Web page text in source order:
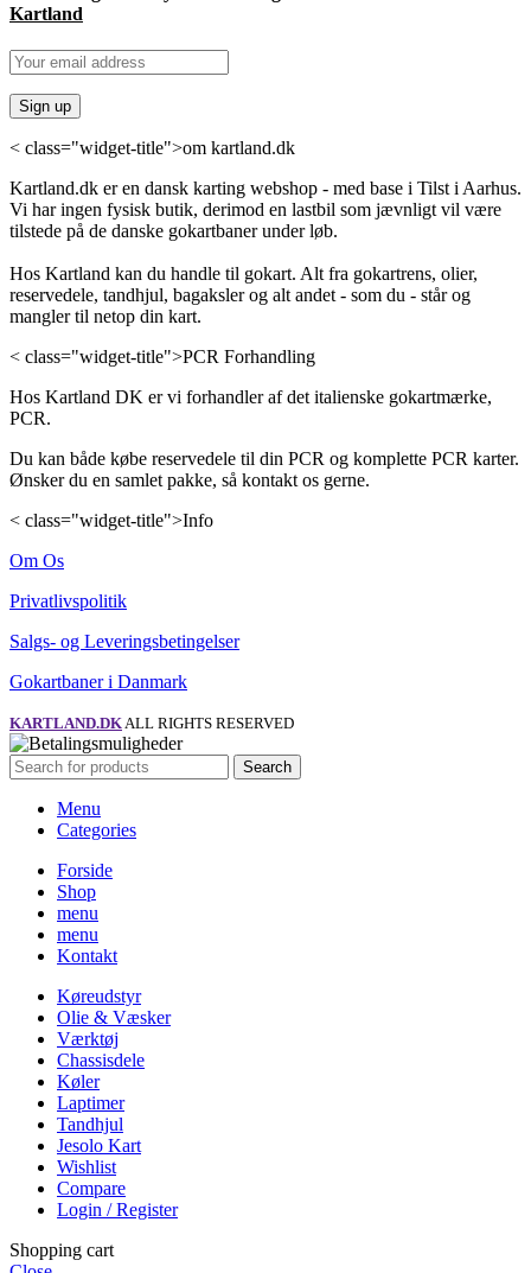
Kartland
< class="widget-title">om kartland.dk
Kartland.dk er en dansk karting webshop - med base i Tilst i Aarhus.
Vi har ingen fysisk butik, derimod en lastbil som jævnligt vil være
tilstede på de danske gokartbaner under løb.
Hos Kartland kan du handle til gokart. Alt fra gokartrens, olier,
reservedele, tandhjul, bagaksler og alt andet - som du - står og
mangler til netop din kart.
< class="widget-title">PCR Forhandling
Hos Kartland DK er vi forhandler af det italienske gokartmærke,
PCR.
Du kan både købe reservedele til din PCR og komplette PCR karter.
Ønsker du en samlet pakke, så kontakt os gerne.
< class="widget-title">Info
Om Os
Privatlivspolitik
Salgs- og Leveringsbetingelser
Gokartbaner i Danmark
KARTLAND.DKALL RIGHTS RESERVED
Search
Menu
Categories
Forside
Shop
menu
menu
Kontakt
Køreudstyr
Olie & Væsker
Værktøj
Chassisdele
Køler
Laptimer
Tandhjul
Jesolo Kart
Wishlist
Compare
Login / Register
Shopping cart